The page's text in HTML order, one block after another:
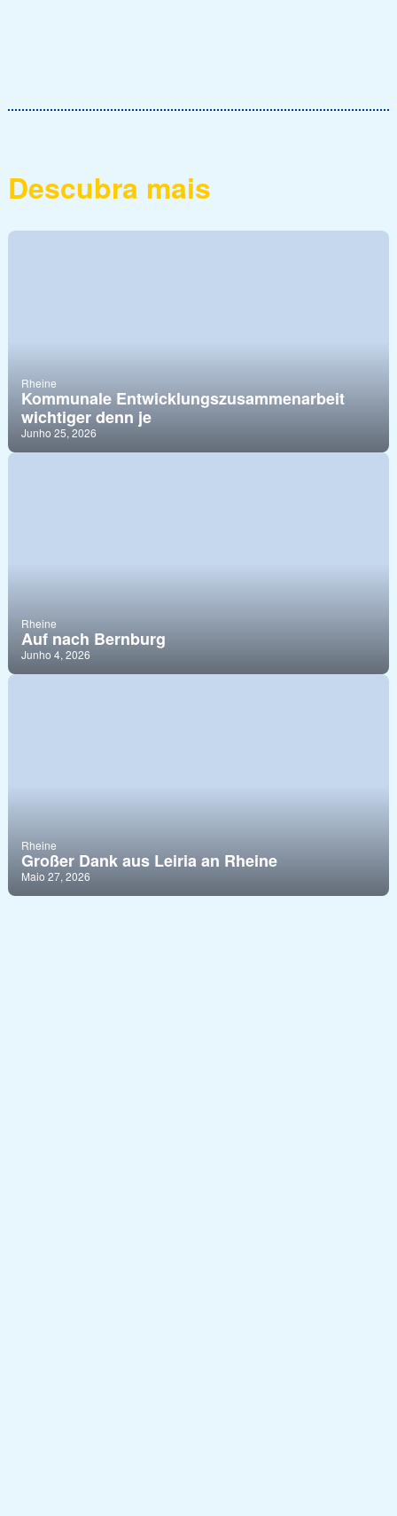
Descubra mais
Rheine
Kommunale Entwicklungszusammenarbeit
wichtiger denn je
Junho 25, 2026
Rheine
Auf nach Bernburg
Junho 4, 2026
Rheine
Großer Dank aus Leiria an Rheine
Maio 27, 2026